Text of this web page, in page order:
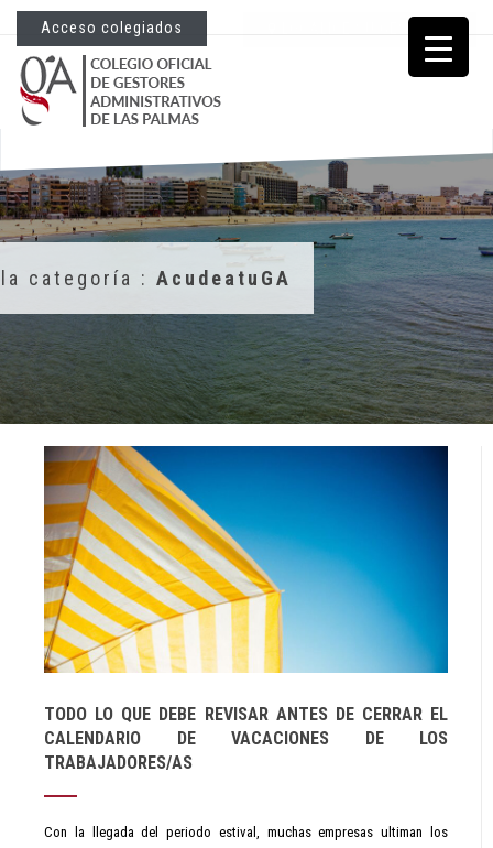
Acceso colegiados
categoría : AcudeatuGA
TODO LO QUE DEBE REVISAR ANTES DE CERRAR EL
CALENDARIO DE VACACIONES DE LOS
TRABAJADORES/AS
Con la llegada del periodo estival, muchas empresas ultiman los